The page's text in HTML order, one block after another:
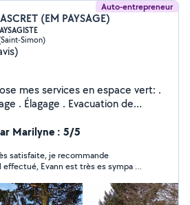
Auto-entrepreneur
(EM PAYSAGE)
Simon)
mes services en espace vert: .
Marilyne : 5/5
satisfaite, je recommande
recontacterai avec plaisir, si besoin.